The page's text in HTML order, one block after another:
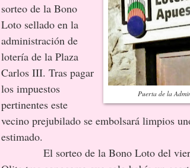
Puerta de la
sorteo de la Bono
Loto sellado en la
administración de
lotería de la Plaza
Carlos III. Tras pagar
los impuestos
pertinentes este
vecino prejubilado se embolsará limpios
estimado.
El sorteo de la Bono Loto del